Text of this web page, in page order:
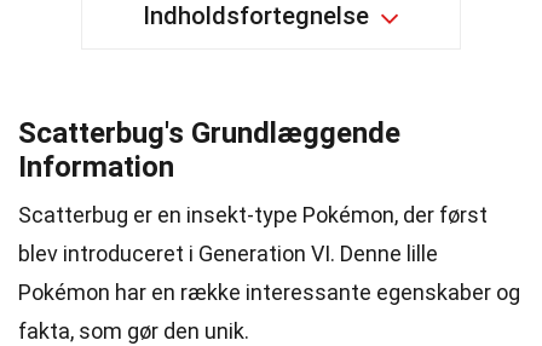
Indholdsfortegnelse
Scatterbug's Grundlæggende
Information
Scatterbug er en insekt-type Pokémon, der først
blev introduceret i Generation VI. Denne lille
Pokémon har en række interessante egenskaber og
fakta, som gør den unik.